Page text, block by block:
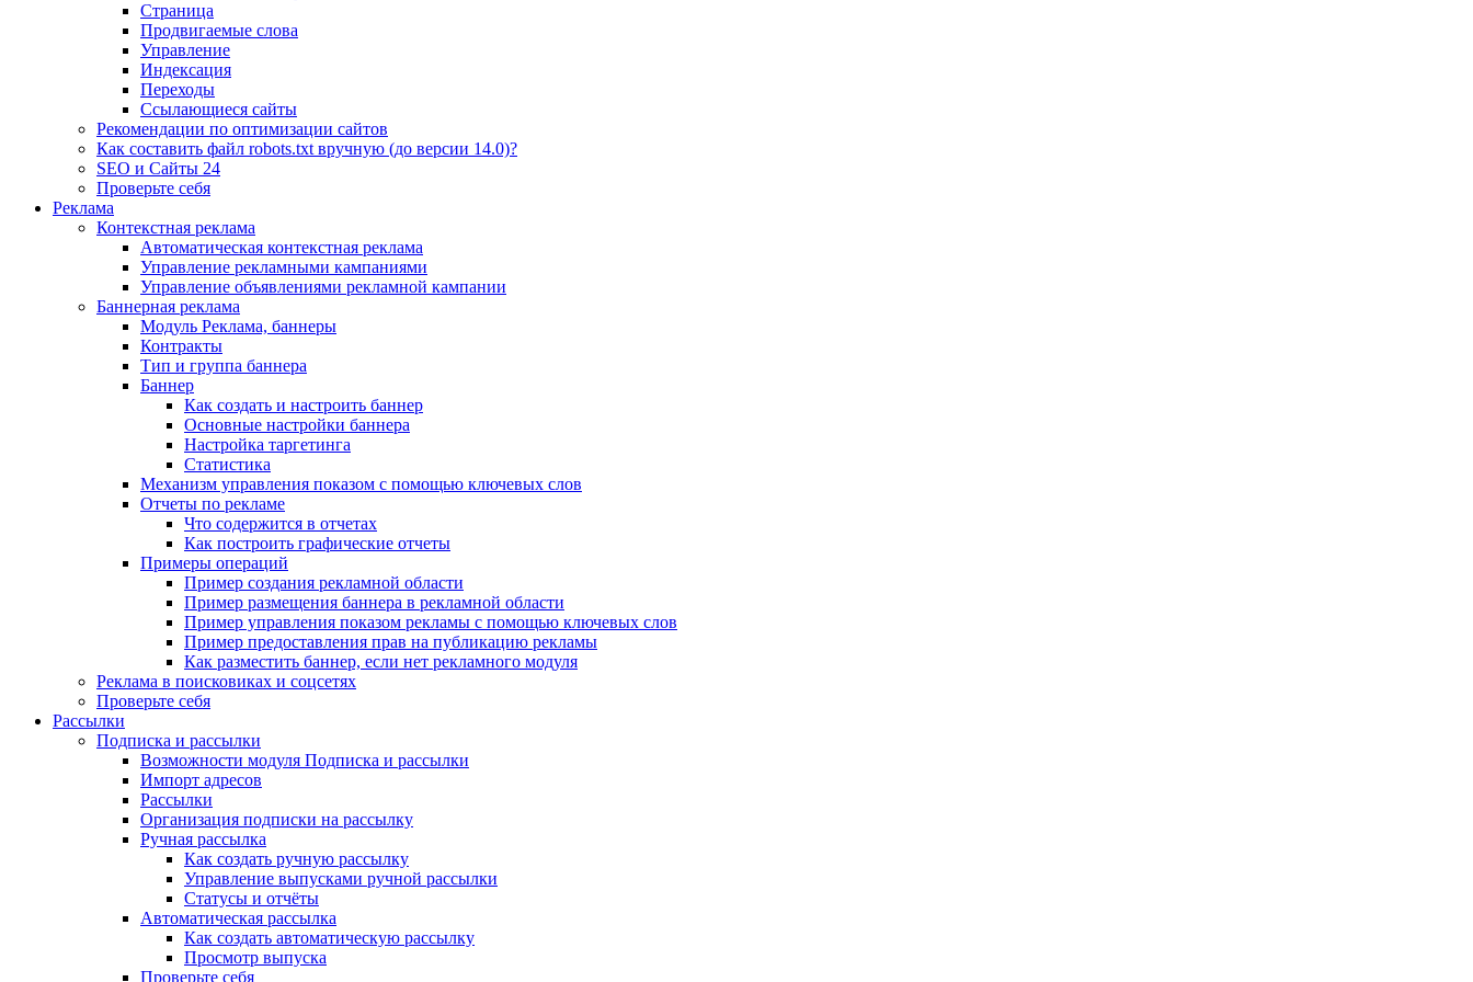
Страница
Продвигаемые слова
Управление
Индексация
Переходы
Ссылающиеся сайты
Рекомендации по оптимизации сайтов
Как составить файл robots.txt вручную (до версии 14.0)?
SEO и Сайты 24
Проверьте себя
Реклама
Контекстная реклама
Автоматическая контекстная реклама
Управление рекламными кампаниями
Управление объявлениями рекламной кампании
Баннерная реклама
Модуль Реклама, баннеры
Контракты
Тип и группа баннера
Баннер
Как создать и настроить баннер
Основные настройки баннера
Настройка таргетинга
Статистика
Механизм управления показом с помощью ключевых слов
Отчеты по рекламе
Что содержится в отчетах
Как построить графические отчеты
Примеры операций
Пример создания рекламной области
Пример размещения баннера в рекламной области
Пример управления показом рекламы с помощью ключевых слов
Пример предоставления прав на публикацию рекламы
Как разместить баннер, если нет рекламного модуля
Реклама в поисковиках и соцсетях
Проверьте себя
Рассылки
Подписка и рассылки
Возможности модуля Подписка и рассылки
Импорт адресов
Рассылки
Организация подписки на рассылку
Ручная рассылка
Как создать ручную рассылку
Управление выпусками ручной рассылки
Статусы и отчёты
Автоматическая рассылка
Как создать автоматическую рассылку
Просмотр выпуска
Проверьте себя